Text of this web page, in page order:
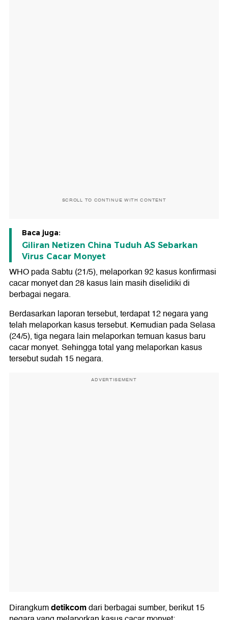
SCROLL TO CONTINUE WITH CONTENT
Baca juga:
Giliran Netizen China Tuduh AS Sebarkan
Virus Cacar Monyet
WHO pada Sabtu (21/5), melaporkan 92 kasus konfirmasi
cacar monyet dan 28 kasus lain masih diselidiki di
berbagai negara.
Berdasarkan laporan tersebut, terdapat 12 negara yang
telah melaporkan kasus tersebut. Kemudian pada Selasa
(24/5), tiga negara lain melaporkan temuan kasus baru
cacar monyet. Sehingga total yang melaporkan kasus
tersebut sudah 15 negara.
ADVERTISEMENT
Dirangkumdetikcomdari berbagai sumber, berikut 15